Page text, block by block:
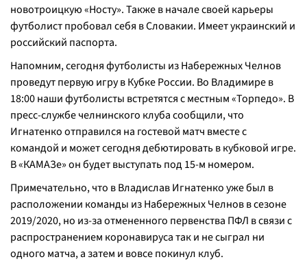
новотроицкую «Носту». Также в начале своей карьеры
футболист пробовал себя в Словакии. Имеет украинский и
российский паспорта.
Напомним, сегодня футболисты из Набережных Челнов
проведут первую игру в Кубке России. Во Владимире в
18:00 наши футболисты встретятся с местным «Торпедо». В
пресс-службе челнинского клуба сообщили, что
Игнатенко отправился на гостевой матч вместе с
командой и может сегодня дебютировать в кубковой игре.
В «КАМАЗе» он будет выступать под 15-м номером.
Примечательно, что в Владислав Игнатенко уже был в
расположении команды из Набережных Челнов в сезоне
2019/2020, но из-за отмененного первенства ПФЛ в связи с
распространением коронавируса так и не сыграл ни
одного матча, а затем и вовсе покинул клуб.